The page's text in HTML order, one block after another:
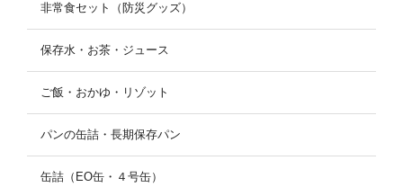
非常食セット（防災グッズ）
保存水・お茶・ジュース
ご飯・おかゆ・リゾット
パンの缶詰・長期保存パン
缶詰（EO缶・４号缶）